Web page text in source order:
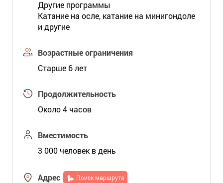
Другие программы
Катание на осле, катание на минигондоле
и другие
Возрастные ограничения
Старше 6 лет
Продолжительность
Около 4 часов
Вместимость
3 000 человек в день
Адрес Поиск маршрута